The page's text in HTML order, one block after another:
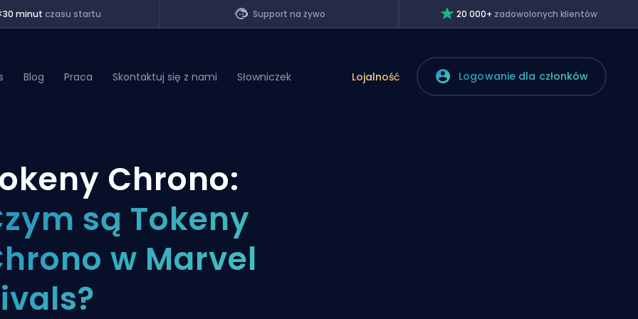
minutczasu startu Support na żywo 20 000+ zadowolonych klientów
Blog Praca Skontaktuj się z nami Słowniczek Lojalność Logowanie dla członków
Chrono:
są Tokeny
w Marvel